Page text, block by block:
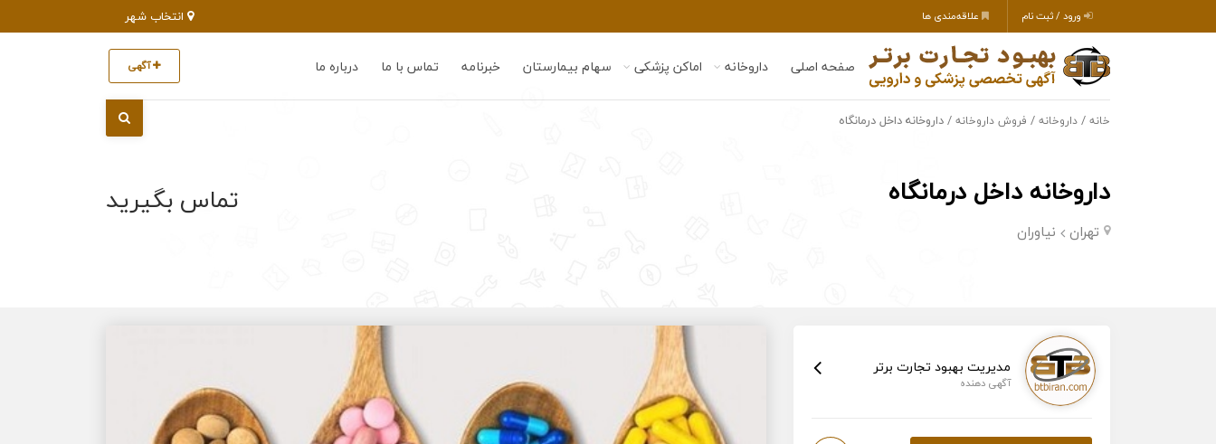
ورود / ثبت نام علاقه‌مندی ها
صفحه اصلی داروخانه اماکن پزشکی سهام بیمارستان خبرنامه تماس با ما درباره ما آگهی
خانه / داروخانه / فروش داروخانه / داروخانه داخل درمانگاه
داروخانه داخل درمانگاه
تهران نیاوران
تماس بگیرید
مدیریت بهبود تجارت برتر
آگهی دهنده